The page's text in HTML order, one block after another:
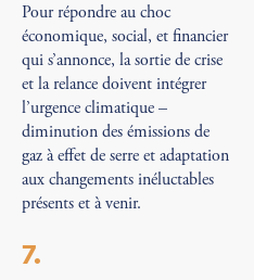
Pour répondre au choc
économique, social, et financier
qui s’annonce, la sortie de crise
et la relance doivent intégrer
l’urgence climatique –
diminution des émissions de
gaz à effet de serre et adaptation
aux changements inéluctables
présents et à venir.
7.